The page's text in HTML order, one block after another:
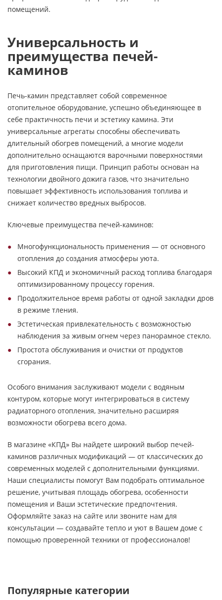
помещений.
Универсальность и
преимущества печей-
каминов
Печь-камин представляет собой современное
отопительное оборудование, успешно объединяющее в
себе практичность печи и эстетику камина. Эти
универсальные агрегаты способны обеспечивать
длительный обогрев помещений, а многие модели
дополнительно оснащаются варочными поверхностями
для приготовления пищи. Принцип работы основан на
технологии двойного дожига газов, что значительно
повышает эффективность использования топлива и
снижает количество вредных выбросов.
Ключевые преимущества печей-каминов:
Многофункциональность применения — от основного
отопления до создания атмосферы уюта.
Высокий КПД и экономичный расход топлива благодаря
оптимизированному процессу горения.
Продолжительное время работы от одной закладки дров
в режиме тления.
Эстетическая привлекательность с возможностью
наблюдения за живым огнем через панорамное стекло.
Простота обслуживания и очистки от продуктов
сгорания.
Особого внимания заслуживают модели с водяным
контуром, которые могут интегрироваться в систему
радиаторного отопления, значительно расширяя
возможности обогрева всего дома.
В магазине «КПД» Вы найдете широкий выбор печей-
каминов различных модификаций — от классических до
современных моделей с дополнительными функциями.
Наши специалисты помогут Вам подобрать оптимальное
решение, учитывая площадь обогрева, особенности
помещения и Ваши эстетические предпочтения.
Оформляйте заказ на сайте или звоните нам для
консультации — создавайте тепло и уют в Вашем доме с
помощью проверенной техники от профессионалов!
Популярные категории